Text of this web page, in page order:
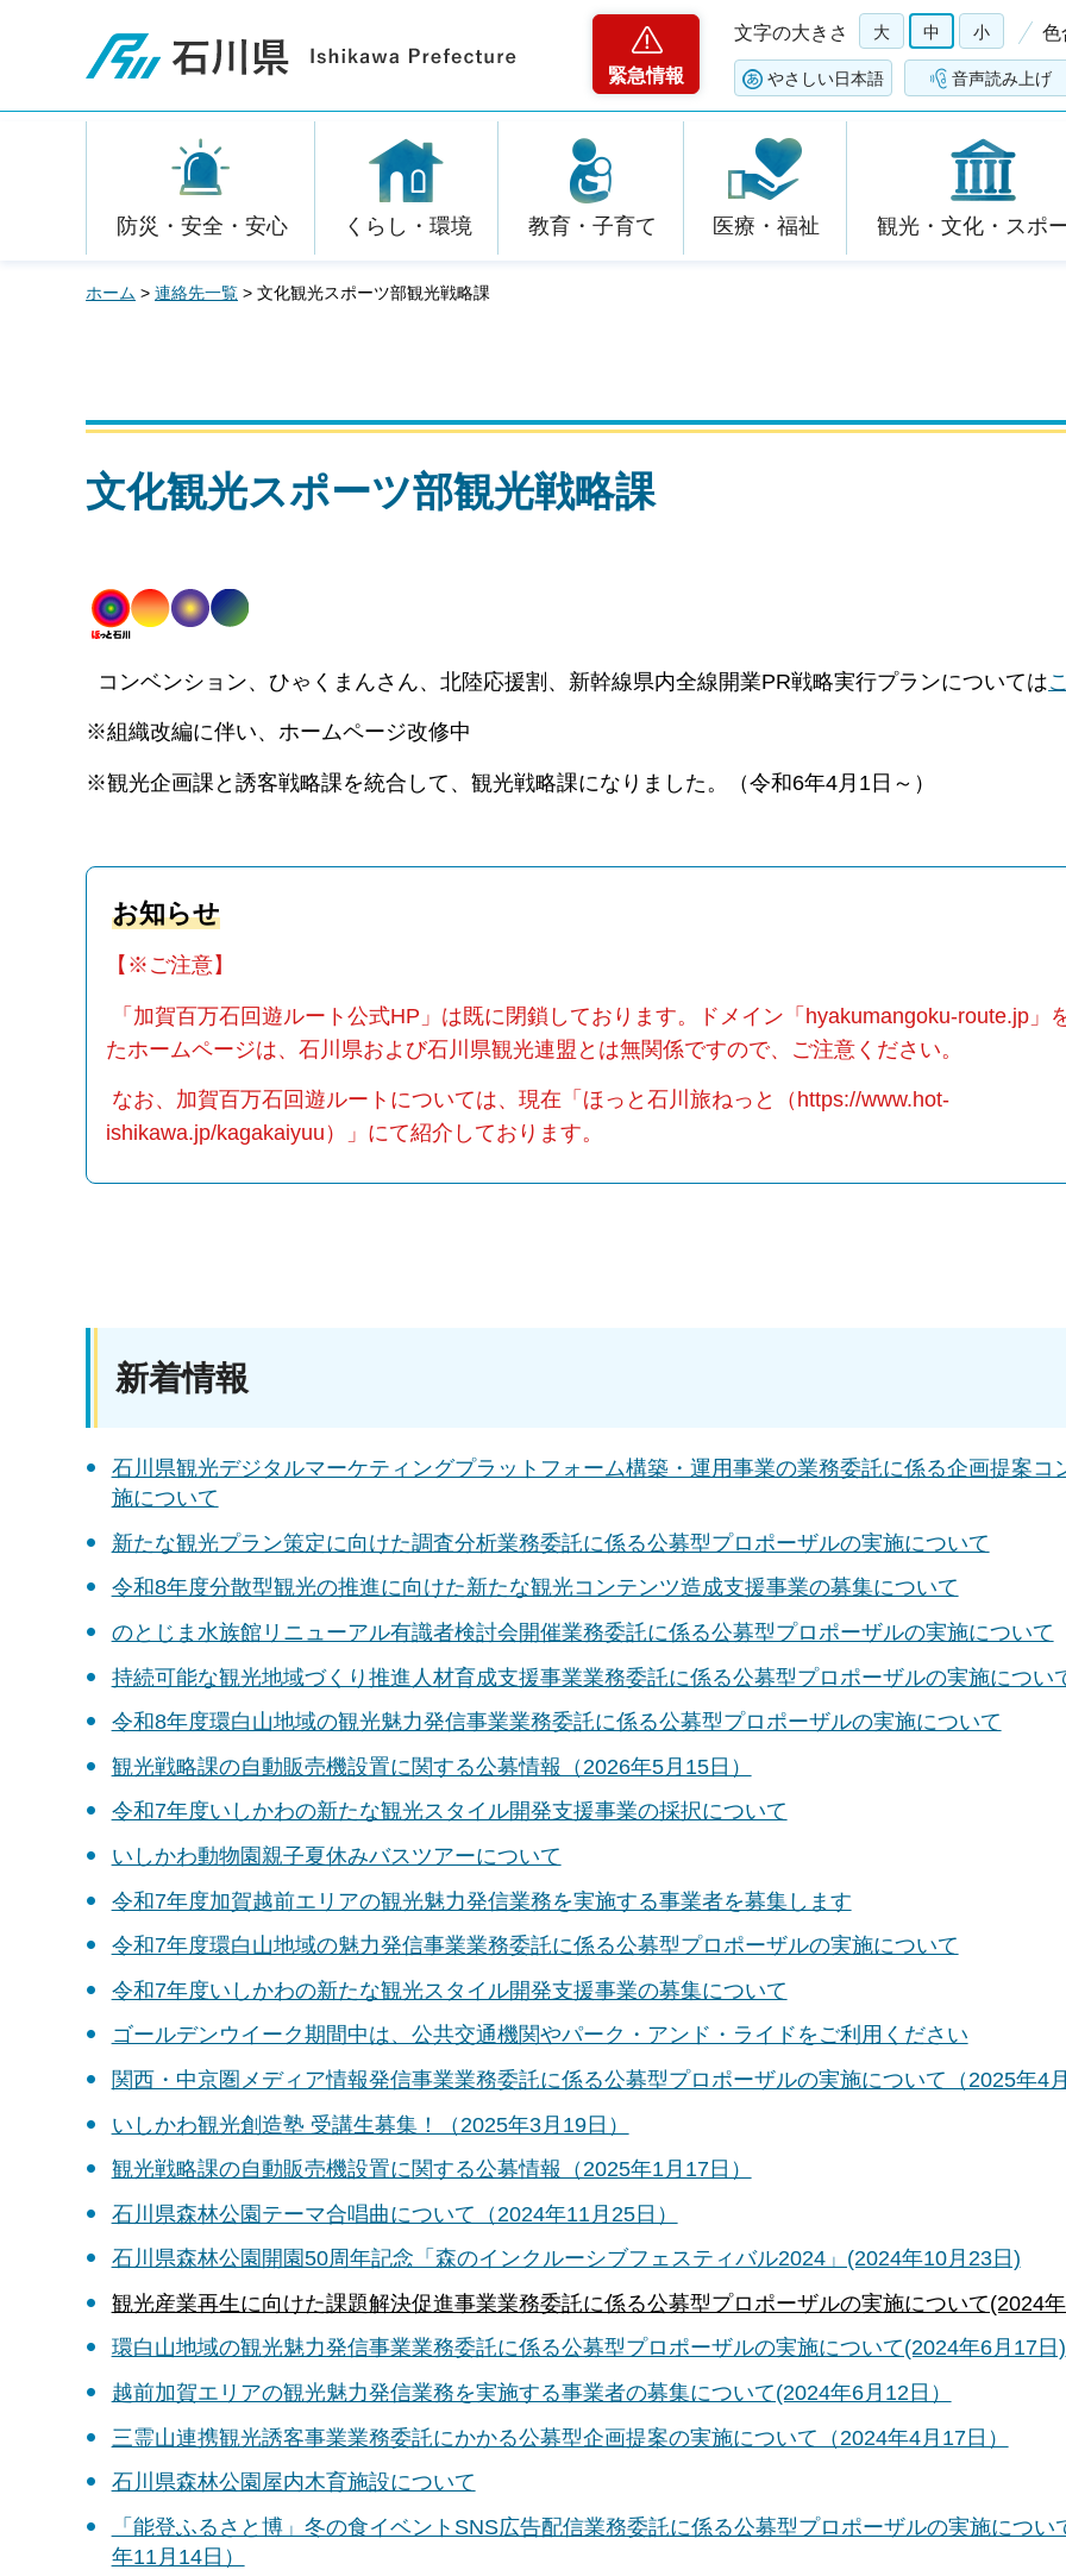
石川県
緊急情報
文字の大きさ 大 中 小 色
やさしい日本語 音声読み上げ
防災・安全・安心 くらし・環境 教育・子育て 医療・福祉 観光・文化・スポ
ホーム > 連絡先一覧 > 文化観光スポーツ部観光戦略課
文化観光スポーツ部観光戦略課
コンベンション、ひゃくまんさん、北陸応援割、新幹線県内全線開業PR戦略実行プランについては
※組織改編に伴い、ホームページ改修中
※観光企画課と誘客戦略課を統合して、観光戦略課になりました。（令和6年4月1日～）
お知らせ
【※ご注意】
「加賀百万石回遊ルート公式HP」は既に閉鎖しております。ドメイン「hyakumangoku-route.jp」
たホームページは、石川県および石川県観光連盟とは無関係ですので、ご注意ください。
なお、加賀百万石回遊ルートについては、現在「ほっと石川旅ねっと（https://www.hot-
ishikawa.jp/kagakaiyuu）」にて紹介しております。
新着情報
石川県観光デジタルマーケティングプラットフォーム構築・運用事業の業務委託に係る企画提案コ
施について
新たな観光プラン策定に向けた調査分析業務委託に係る公募型プロポーザルの実施について
令和8年度分散型観光の推進に向けた新たな観光コンテンツ造成支援事業の募集について
のとじま水族館リニューアル有識者検討会開催業務委託に係る公募型プロポーザルの実施について
持続可能な観光地域づくり推進人材育成支援事業業務委託に係る公募型プロポーザルの実施につい
令和8年度環白山地域の観光魅力発信事業業務委託に係る公募型プロポーザルの実施について
観光戦略課の自動販売機設置に関する公募情報（2026年5月15日）
令和7年度いしかわの新たな観光スタイル開発支援事業の採択について
いしかわ動物園親子夏休みバスツアーについて
令和7年度加賀越前エリアの観光魅力発信業務を実施する事業者を募集します
令和7年度環白山地域の魅力発信事業業務委託に係る公募型プロポーザルの実施について
令和7年度いしかわの新たな観光スタイル開発支援事業の募集について
ゴールデンウイーク期間中は、公共交通機関やパーク・アンド・ライドをご利用ください
関西・中京圏メディア情報発信事業業務委託に係る公募型プロポーザルの実施について（2025年4
いしかわ観光創造塾 受講生募集！（2025年3月19日）
観光戦略課の自動販売機設置に関する公募情報（2025年1月17日）
石川県森林公園テーマ合唱曲について（2024年11月25日）
石川県森林公園開園50周年記念「森のインクルーシブフェスティバル2024」(2024年10月23日)
観光産業再生に向けた課題解決促進事業業務委託に係る公募型プロポーザルの実施について(2024
環白山地域の観光魅力発信事業業務委託に係る公募型プロポーザルの実施について(2024年6月17日)
越前加賀エリアの観光魅力発信業務を実施する事業者の募集について(2024年6月12日）
三霊山連携観光誘客事業業務委託にかかる公募型企画提案の実施について（2024年4月17日）
石川県森林公園屋内木育施設について
「能登ふるさと博」冬の食イベントSNS広告配信業務委託に係る公募型プロポーザルの実施につい
年11月14日）